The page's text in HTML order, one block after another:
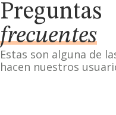
Preguntas
frecuentes
Estas son alguna de
hacen nuestros